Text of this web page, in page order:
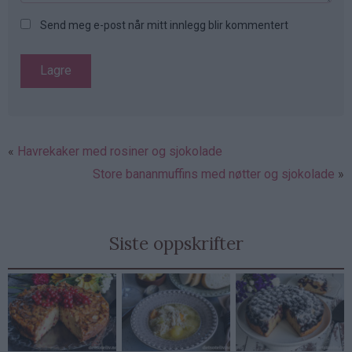
Send meg e-post når mitt innlegg blir kommentert
Havrekaker med rosiner og sjokolade
Store bananmuffins med nøtter og sjokolade
Siste oppskrifter